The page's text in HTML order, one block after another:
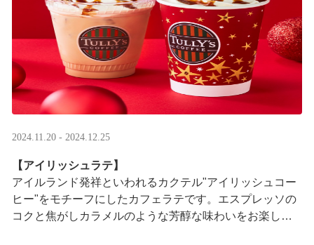
2024.11.20 - 2024.12.25
【アイリッシュラテ】
アイルランド発祥といわれるカクテル"アイリッシュコー
ヒー"をモチーフにしたカフェラテです。エスプレッソの
コクと焦がしカラメルのような芳醇な味わいをお楽しみ